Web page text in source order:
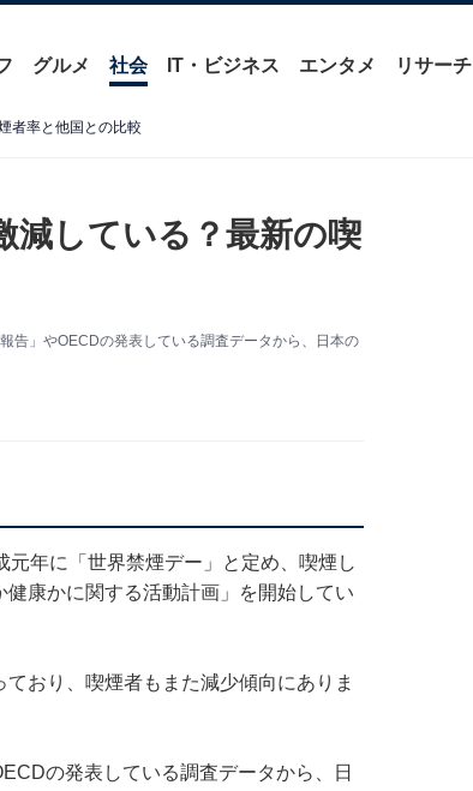
グルメ 社会 IT・ビジネス エンタメ リサーチ
者率と他国との比較
減している？最新の喫
告」やOECDの発表している調査データから、日本の
年に「世界禁煙デー」と定め、喫煙し
康かに関する活動計画」を開始してい
おり、喫煙者もまた減少傾向にありま
の発表している調査データから、日